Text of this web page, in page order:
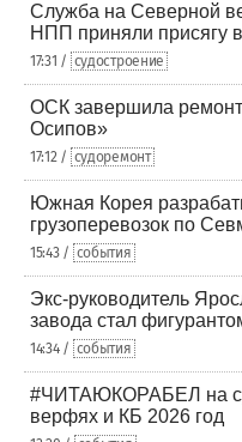
Служба на Северной
НПП приняли присягу
17:31 / судостроение
ОСК завершила ремонт
Осипов»
17:12 / судоремонт
Южная Корея
грузоперевозок по
15:43 / события
Экс-руководитель
завода стал
14:34 / события
#ЧИТАЮКОРАБЕЛ на
верфях и КБ 2026 год